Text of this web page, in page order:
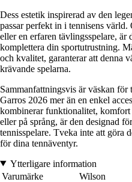
Dess estetik inspirerad av den
passar perfekt in i tennisens värld.
eller en erfaren tävlingsspelare, är
komplettera din sportutrustning.
och kvalitet, garanterar att denna
krävande spelarna.
Sammanfattningsvis är väskan
Garros 2026 mer än en enkel
kombinerar funktionalitet, komfort
eller på språng, är den designad
tennisspelare. Tveka inte att göra
för dina tennäventyr.
Ytterligare information
Varumärke
Wilson